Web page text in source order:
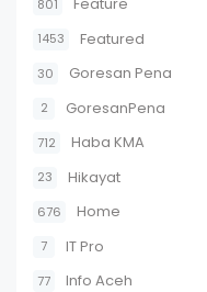
801
1453 Featured
30 Goresan Pena
2 GoresanPena
712 Haba KMA
23 Hikayat
676 Home
7 IT Pro
77 Info Aceh